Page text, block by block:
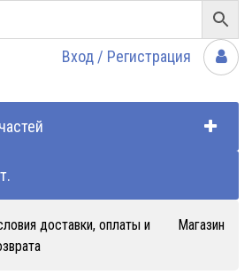
Вход / Регистрация
доставки, оплаты и
Магазин